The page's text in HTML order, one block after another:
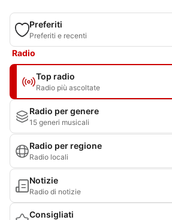
Preferiti
Preferiti e recenti
Radio
Top radio
Radio più ascoltate
Radio per genere
15 generi musicali
Radio per regione
Radio locali
Notizie
Radio di notizie
Consigliati